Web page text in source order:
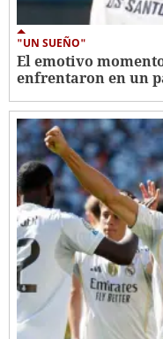
"UN SUEÑO"
El emotivo
enfrentaron en un